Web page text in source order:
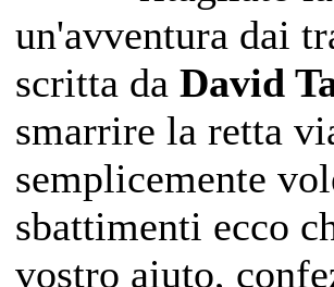
un'avventura dai
scritta da David
smarrire la retta
semplicemente
sbattimenti ecco
vostro aiuto,